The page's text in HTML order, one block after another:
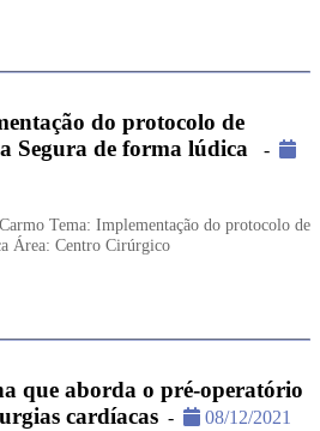
do protocolo de
Segura de forma lúdica
-
Tema: Implementação do protocolo de
Área: Centro Cirúrgico
que aborda o pré-operatório
cardíacas - 08/12/2021